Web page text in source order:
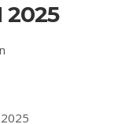
2025